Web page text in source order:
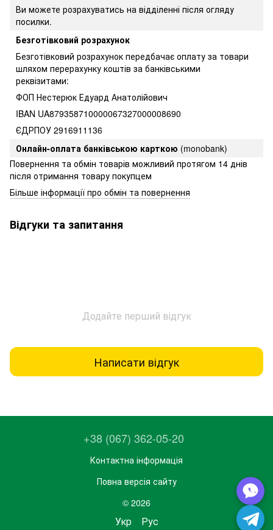
Ви можете розрахуватись на відділенні після огляду
посилки.
Безготівковий розрахунок
Безготівковий розрахунок передбачає оплату за товари
шляхом перерахунку коштів за банківськими
реквізитами:
ФОП Нестерюк Едуард Анатолійович
IBAN UA879358710000067327000008690
ЄДРПОУ 2916911136
Онлайн-оплата банківською карткою (monobank)
Повернення та обмін товарів можливий протягом 14 днів
після отримання товару покупцем
Більше інформації про обмін та повернення
Відгуки та запитання
Додайте перший відгук
Написати відгук
+38 (067) 362-05-20
Контактна інформація
Повна версія сайту
© 2026
Укр Рус